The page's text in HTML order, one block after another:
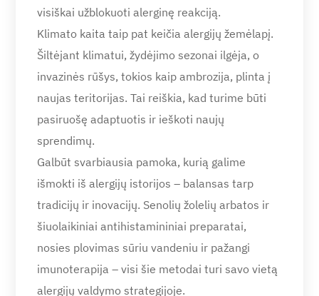
visiškai užblokuoti alerginę reakciją.
Klimato kaita taip pat keičia alergijų žemėlapį.
Šiltėjant klimatui, žydėjimo sezonai ilgėja, o
invazinės rūšys, tokios kaip ambrozija, plinta į
naujas teritorijas. Tai reiškia, kad turime būti
pasiruošę adaptuotis ir ieškoti naujų
sprendimų.
Galbūt svarbiausia pamoka, kurią galime
išmokti iš alergijų istorijos – balansas tarp
tradicijų ir inovacijų. Senolių žolelių arbatos ir
šiuolaikiniai antihistamininiai preparatai,
nosies plovimas sūriu vandeniu ir pažangi
imunoterapija – visi šie metodai turi savo vietą
alergijų valdymo strategijoje.